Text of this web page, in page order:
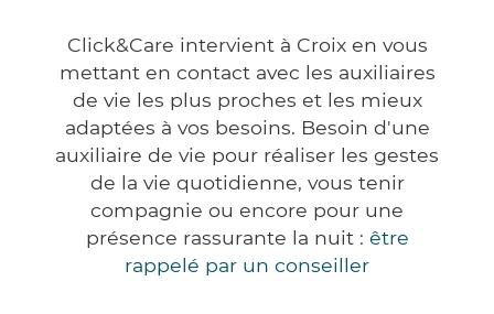
Click&Care intervient à Croix en vous
mettant en contact avec les auxiliaires
de vie les plus proches et les mieux
adaptées à vos besoins. Besoin d'une
auxiliaire de vie pour réaliser les gestes
de la vie quotidienne, vous tenir
compagnie ou encore pour une
présence rassurante la nuit : être
rappelé par un conseiller